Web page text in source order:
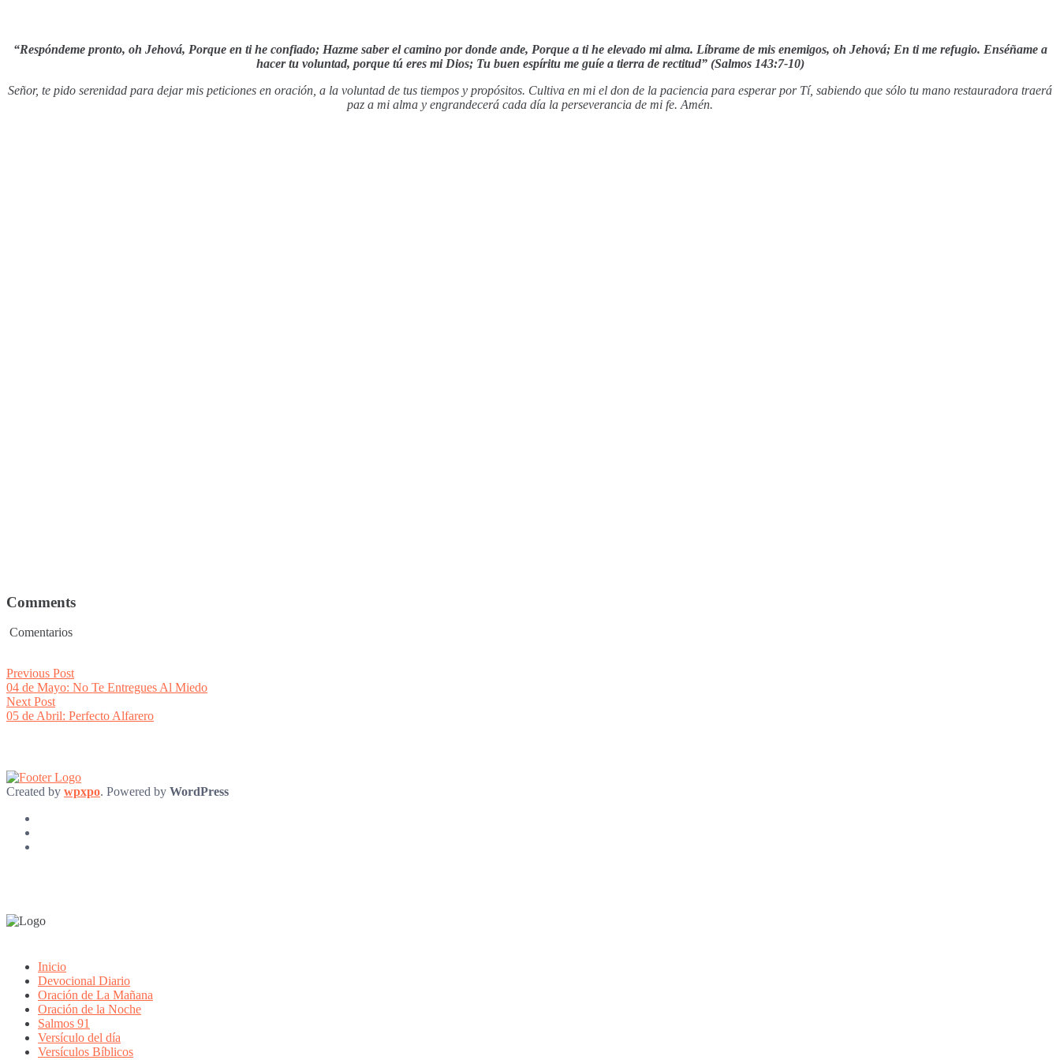
“Respóndeme pronto, oh Jehová, Porque en ti he confiado; Hazme saber el camino por donde ande, Porque a ti he elevado mi alma. Líbrame de mis enemigos, oh Jehová; En ti me refugio. Enséñame a
hacer tu voluntad, porque tú eres mi Dios; Tu buen espíritu me guíe a tierra de rectitud” (Salmos 143:7-10)
Señor, te pido serenidad para dejar mis peticiones en oración, a la voluntad de tus tiempos y propósitos. Cultiva en mi el don de la paciencia para esperar por Tí, sabiendo que sólo tu mano restauradora traerá
paz a mi alma y engrandecerá cada día la perseverancia de mi fe. Amén.
Comments
Comentarios
Post
navigation
Previous PostPrevious
post:
04 de Mayo: No Te Entregues Al Miedo
Next PostNext
post:
05 de Abril: Perfecto Alfarero
Created by wpxpo. Powered by WordPress
Inicio
Devocional Diario
Oración de La Mañana
Oración de la Noche
Salmos 91
Versículo del día
Versículos Bíblicos